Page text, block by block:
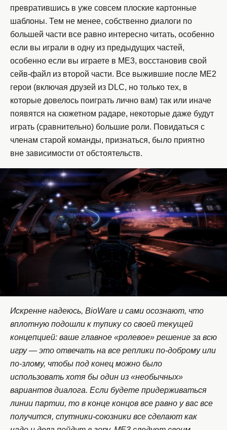
превратившись в уже совсем плоские картонные
шаблоны. Тем не менее, собственно диалоги по
большей части все равно интересно читать, особенно
если вы играли в одну из предыдущих частей,
особенно если вы играете в ME3, восстановив свой
сейв-файл из второй части. Все выжившие после ME2
герои (включая друзей из DLC, но только тех, в
которые довелось поиграть лично вам) так или иначе
появятся на сюжетном радаре, некоторые даже будут
играть (сравнительно) большие роли. Повидаться с
членам старой команды, признаться, было приятно
вне зависимости от обстоятельств.
Искренне надеюсь, BioWare и сами осознают, что
вплотную подошли к тупику со своей текущей
концепцией: ваше главное «ролевое» решение за всю
игру — это отвечать на все реплики по-доброму или
по-злому, чтобы под конец можно было
использовать хотя бы один из «необычных»
вариантов диалога. Если будете придерживаться
линии партии, то в конце концов все равно у вас все
получится, спутники-союзники все сделают как